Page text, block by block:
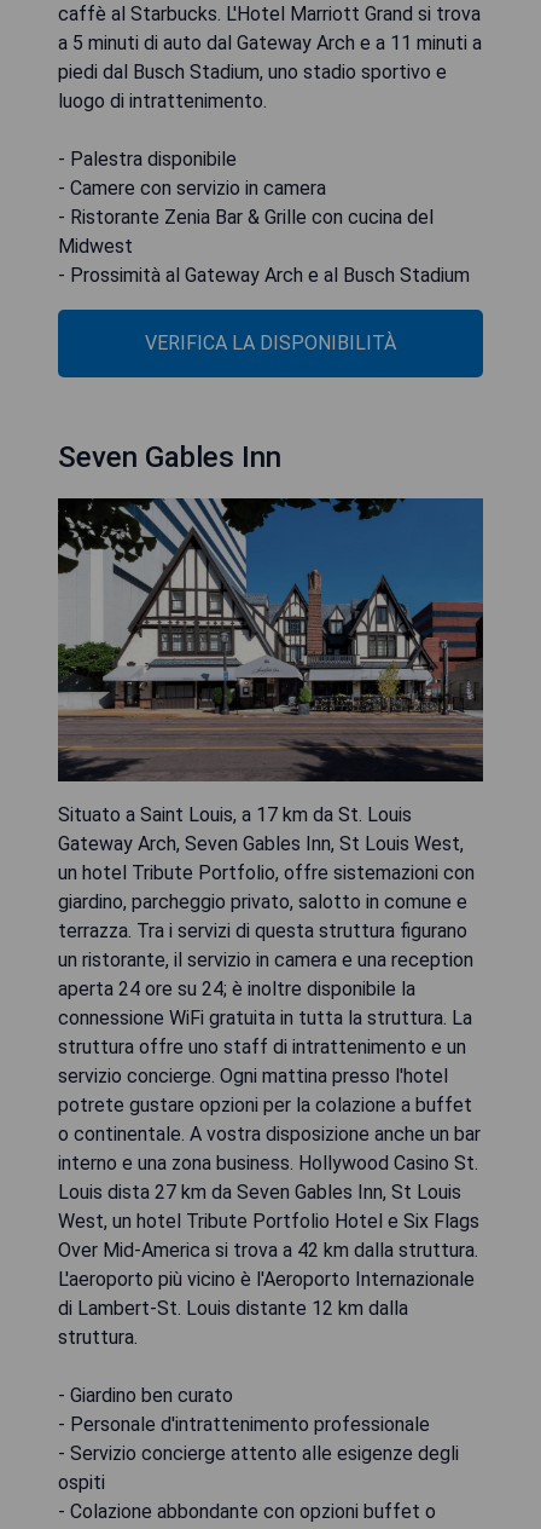
caffè al Starbucks. L'Hotel Marriott Grand si trova
a 5 minuti di auto dal Gateway Arch e a 11 minuti a
piedi dal Busch Stadium, uno stadio sportivo e
luogo di intrattenimento.
- Palestra disponibile
- Camere con servizio in camera
- Ristorante Zenia Bar & Grille con cucina del
Midwest
- Prossimità al Gateway Arch e al Busch Stadium
VERIFICA LA DISPONIBILITÀ
Seven Gables Inn
Situato a Saint Louis, a 17 km da St. Louis
Gateway Arch, Seven Gables Inn, St Louis West,
un hotel Tribute Portfolio, offre sistemazioni con
giardino, parcheggio privato, salotto in comune e
terrazza. Tra i servizi di questa struttura figurano
un ristorante, il servizio in camera e una reception
aperta 24 ore su 24; è inoltre disponibile la
connessione WiFi gratuita in tutta la struttura. La
struttura offre uno staff di intrattenimento e un
servizio concierge. Ogni mattina presso l'hotel
potrete gustare opzioni per la colazione a buffet
o continentale. A vostra disposizione anche un bar
interno e una zona business. Hollywood Casino St.
Louis dista 27 km da Seven Gables Inn, St Louis
West, un hotel Tribute Portfolio Hotel e Six Flags
Over Mid-America si trova a 42 km dalla struttura.
L'aeroporto più vicino è l'Aeroporto Internazionale
di Lambert-St. Louis distante 12 km dalla
struttura.
- Giardino ben curato
- Personale d'intrattenimento professionale
- Servizio concierge attento alle esigenze degli
ospiti
- Colazione abbondante con opzioni buffet o